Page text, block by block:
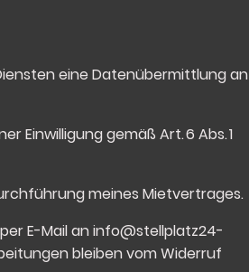
eine Datenübermittlung an
Einwilligung gemäß Art. 6 Abs. 1
meines Mietvertrages.
E-Mail aninfo@stellplatz24-
bleiben vom Widerruf